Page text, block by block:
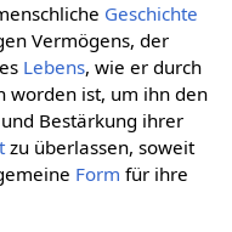
Geschichte
Vermögens, der
Lebens, wie er durch
worden ist, um ihn den
Bestärkung ihrer
zu überlassen, soweit
Form für ihre